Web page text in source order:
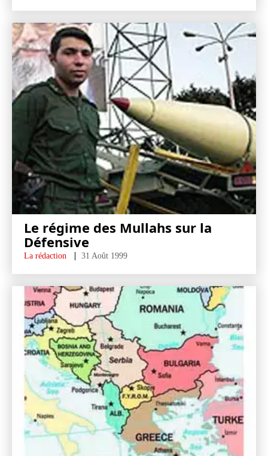
Le régime des Mullahs sur la
Défensive
La rédaction 31 Août 1999